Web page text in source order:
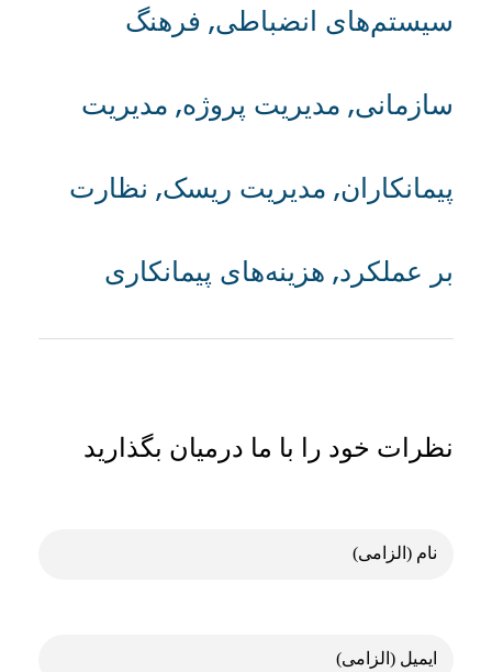
سیستم‌های انضباطی, فرهنگ
سازمانی, مدیریت پروژه, مدیریت
پیمانکاران, مدیریت ریسک, نظارت
بر عملکرد, هزینه‌های پیمانکاری
نظرات خود را با ما درمیان بگذارید